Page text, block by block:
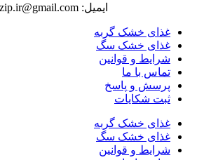
ایمیل: petzip.ir@gmail.com
غذای خشک گربه
غذای خشک سگ
شرایط و قوانین
تماس با ما
پرسش و پاسخ
ثبت شکایات
غذای خشک گربه
غذای خشک سگ
شرایط و قوانین